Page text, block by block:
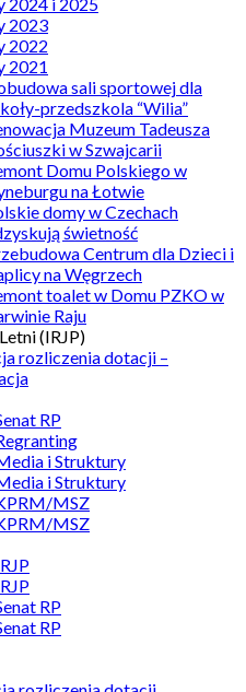
2023
2022
2021
sali sportowej dla
przedszkola “Wilia”
Muzeum Tadeusza
w Szwajcarii
Domu Polskiego w
na Łotwie
domy w Czechach
świetność
Centrum dla Dzieci i
na Węgrzech
toalet w Domu PZKO w
Raju
(IRJP)
rozliczenia dotacji –
RP
i Struktury
i Struktury
MSZ
MSZ
RP
RP